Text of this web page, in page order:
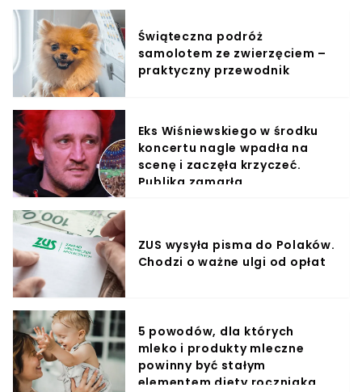
Świąteczna podróż
samolotem ze zwierzęciem –
praktyczny przewodnik
Eks Wiśniewskiego w środku
koncertu nagle wpadła na
scenę i zaczęła krzyczeć.
Publika zamarła
ZUS wysyła pisma do Polaków.
Chodzi o ważne ulgi od opłat
5 powodów, dla których
mleko i produkty mleczne
powinny być stałym
elementem diety roczniaka